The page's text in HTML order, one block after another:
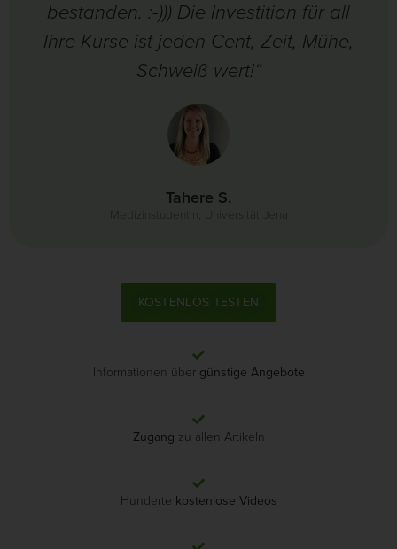
bestanden. :-))) Die Investition für all
Ihre Kurse ist jeden Cent, Zeit, Mühe,
Schweiß wert!“
Tahere S.
Medizinstudentin, Universität Jena
KOSTENLOS TESTEN
Informationen über günstige Angebote
Zugang zu allen Artikeln
Hunderte kostenlose Videos